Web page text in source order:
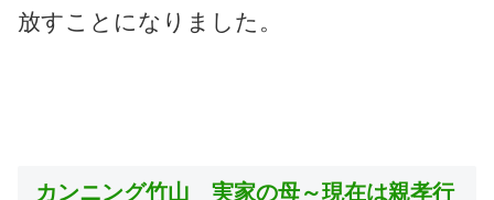
放すことになりました。
カンニング竹山 実家の母～現在は親孝行